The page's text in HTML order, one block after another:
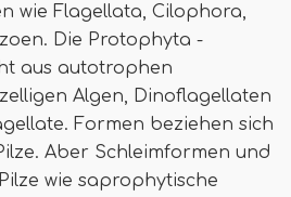
wie Flagellata, Cilophora,
Die Protophyta -
aus autotrophen
Algen, Dinoflagellaten
Formen beziehen sich
Aber Schleimformen und
wie saprophytische